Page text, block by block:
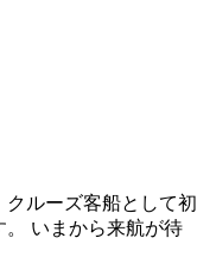
ルーズ客船として初
いまから来航が待